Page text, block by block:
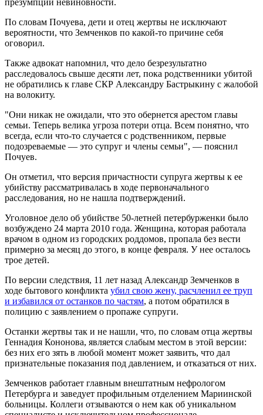
По словам Почуева, дети и отец жертвы не исключают
вероятности, что Земченков по какой-то причине себя
оговорил.
Также адвокат напомнил, что дело безрезультатно
расследовалось свыше десяти лет, пока родственники убитой
не обратились к главе СКР Александру Бастрыкину с жалобой
на волокиту.
"Они никак не ожидали, что это обернется арестом главы
семьи. Теперь велика угроза потери отца. Всем понятно, что
всегда, если что-то случается с родственником, первые
подозреваемые — это супруг и члены семьи", — пояснил
Почуев.
Он отметил, что версия причастности супруга жертвы к ее
убийству рассматривалась в ходе первоначального
расследования, но не нашла подтверждений.
Уголовное дело об убийстве 50-летней петербурженки было
возбуждено 24 марта 2010 года. Женщина, которая работала
врачом в одном из городских роддомов, пропала без вести
примерно за месяц до этого, в конце февраля. У нее осталось
трое детей.
По версии следствия, 11 лет назад Александр Земченков в
ходе бытового конфликта убил свою жену, расчленил ее труп
и избавился от останков по частям, а потом обратился в
полицию с заявлением о пропаже супруги.
Останки жертвы так и не нашли, что, по словам отца жертвы
Геннадия Кононова, является слабым местом в этой версии:
без них его зять в любой момент может заявить, что дал
признательные показания под давлением, и отказаться от них.
Земченков работает главным внештатным нефрологом
Петербурга и заведует профильным отделением Мариинской
больницы. Коллеги отзываются о нем как об уникальном